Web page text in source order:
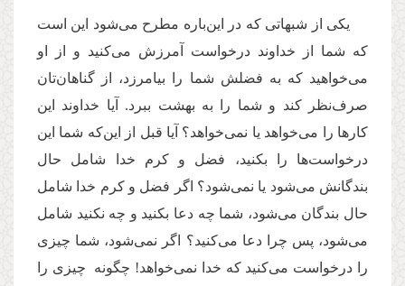
یکی از شبهاتی که در این‌باره مطرح می‌شود این است
که شما از خداوند درخواست آمرزش می‌کنید و از او
می‌خواهید که به فضلش شما را بیامرزد، از گناهان‌تان
صرف‌نظر کند و شما را به بهشت ببرد. آیا خداوند این
کارها را می‌خواهد یا نمی‌خواهد؟ آیا قبل از این‌که شما این
درخواست‌ها را بکنید، فضل و کرم خدا شامل حال
بندگانش می‌شود یا نمی‌شود؟ اگر فضل و کرم خدا شامل
حال بندگان می‌شود، شما چه دعا بکنید و چه نکنید شامل
می‌شود، پس چرا دعا می‌کنید؟ اگر نمی‌شود، شما چیزی
را درخواست می‌کنید که خدا نمی‌خواهد! چگونه چیزی را